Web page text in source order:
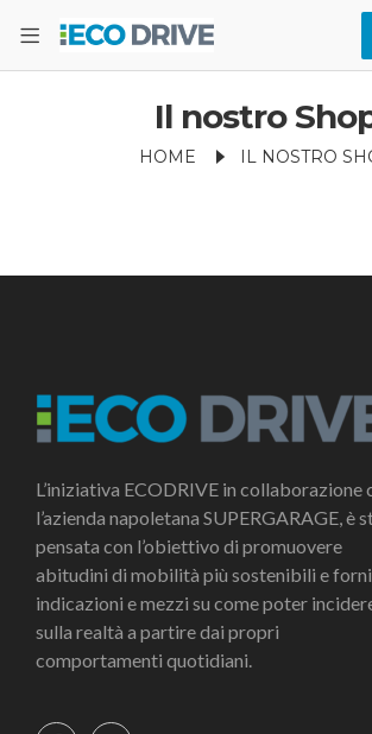
Il nostro
HOME IL NOSTRO
L’iniziativa ECODRIVE in collaborazione
l’azienda napoletana SUPERGARAGE, è
pensata con l’obiettivo di promuovere
abitudini di mobilità più sostenibili e
indicazioni e mezzi su come poter
sulla realtà a partire dai propri
comportamenti quotidiani.